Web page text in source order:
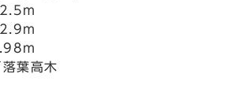
22.5m
葉高木